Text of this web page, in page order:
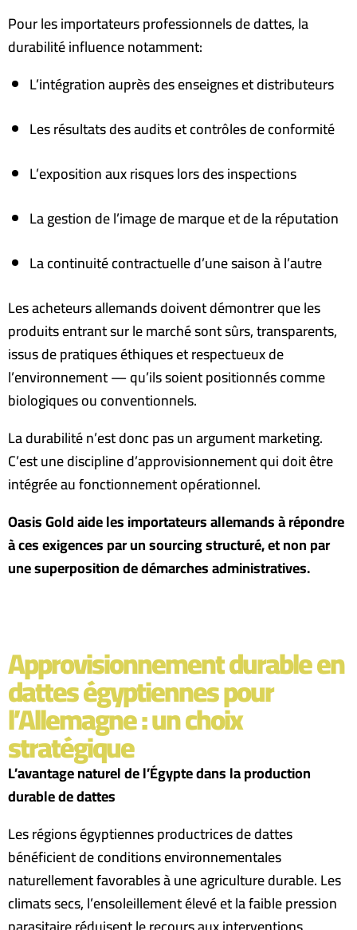
Pour les importateurs professionnels de dattes, la
durabilité influence notamment:
L’intégration auprès des enseignes et distributeurs
Les résultats des audits et contrôles de conformité
L’exposition aux risques lors des inspections
La gestion de l’image de marque et de la réputation
La continuité contractuelle d’une saison à l’autre
Les acheteurs allemands doivent démontrer que les
produits entrant sur le marché sont sûrs, transparents,
issus de pratiques éthiques et respectueux de
l’environnement — qu’ils soient positionnés comme
biologiques ou conventionnels.
La durabilité n’est donc pas un argument marketing.
C’est une discipline d’approvisionnement qui doit être
intégrée au fonctionnement opérationnel.
Oasis Gold aide les importateurs allemands à répondre
à ces exigences par un sourcing structuré, et non par
une superposition de démarches administratives.
Approvisionnement durable en
dattes égyptiennes pour
l’Allemagne : un choix
stratégique
L’avantage naturel de l’Égypte dans la production
durable de dattes
Les régions égyptiennes productrices de dattes
bénéficient de conditions environnementales
naturellement favorables à une agriculture durable. Les
climats secs, l’ensoleillement élevé et la faible pression